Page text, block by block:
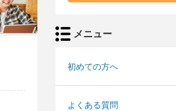
メニュー
初めての方へ
よくある質問